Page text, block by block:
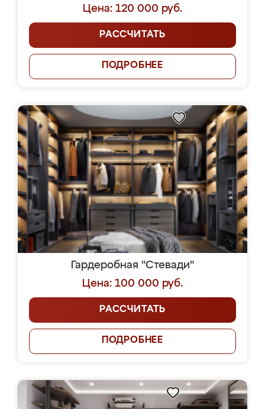
Цена: 120 000 руб.
РАССЧИТАТЬ
ПОДРОБНЕЕ
Гардеробная "Стевади"
Цена: 100 000 руб.
РАССЧИТАТЬ
ПОДРОБНЕЕ